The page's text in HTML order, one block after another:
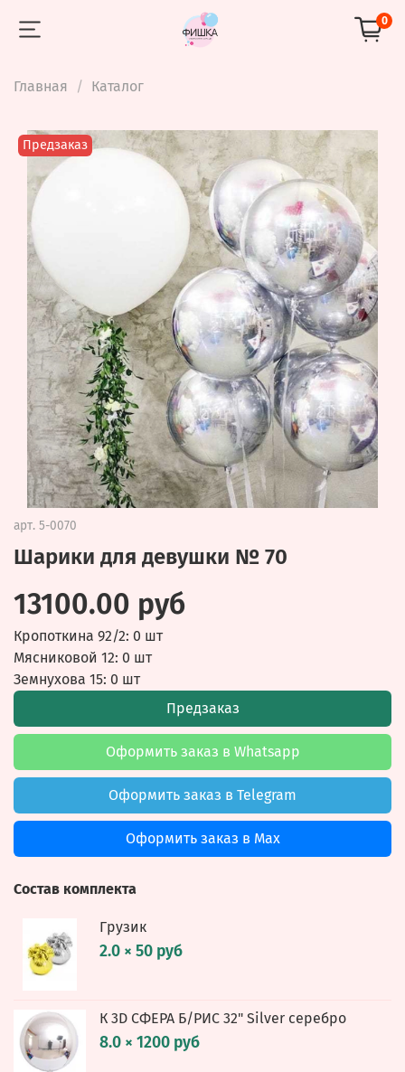
0
Главная Каталог
Предзаказ
арт. 5-0070
Шарики для девушки № 70
13100.00 руб
Кропоткина 92/2: 0 шт
Мясниковой 12: 0 шт
Земнухова 15: 0 шт
Предзаказ
Оформить заказ в Whatsapp
Оформить заказ в Telegram
Оформить заказ в Max
Состав комплекта
Грузик
2.0 × 50 руб
К 3D СФЕРА Б/РИС 32" Silver серебро
8.0 × 1200 руб